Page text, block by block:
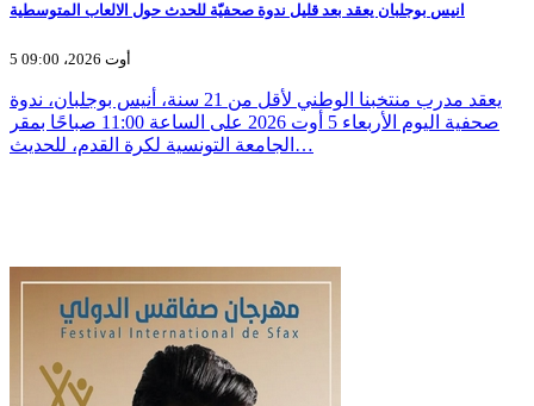
انيس بوجلبان يعقد بعد قليل ندوة صحفيّة للحدث حول الالعاب المتوسطية
5 أوت 2026، 09:00
يعقد مدرب منتخبنا الوطني لأقل من 21 سنة، أنيس بوجلبان، ندوة
صحفية اليوم الأربعاء 5 أوت 2026 على الساعة 11:00 صباحًا بمقر
الجامعة التونسية لكرة القدم، للحديث…